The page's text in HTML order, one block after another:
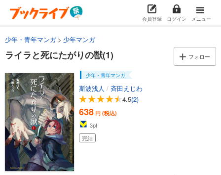
会員登録 ログイン メニュー
少年・青年マンガ 少年マンガ
ライラと死にたがりの獣(1) フォロー
少年・青年マンガ
斯波浅人 / 斉田えじわ
4.5(2)
638 円 (税込)
3pt
完結